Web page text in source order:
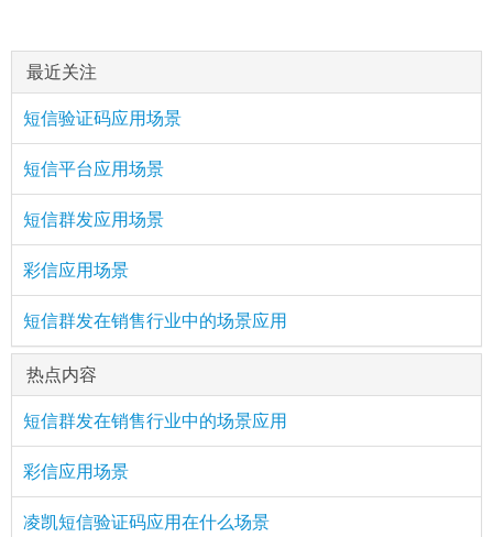
最近关注
短信验证码应用场景
短信平台应用场景
短信群发应用场景
彩信应用场景
短信群发在销售行业中的场景应用
热点内容
短信群发在销售行业中的场景应用
彩信应用场景
凌凯短信验证码应用在什么场景